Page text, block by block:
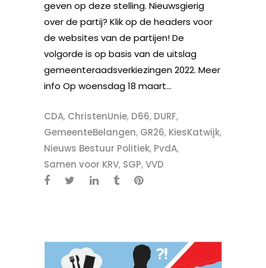
geven op deze stelling. Nieuwsgierig
over de partij? Klik op de headers voor
de websites van de partijen! De
volgorde is op basis van de uitslag
gemeenteraadsverkiezingen 2022. Meer
info Op woensdag 18 maart...
CDA, ChristenUnie, D66, DURF,
GemeenteBelangen, GR26, KiesKatwijk,
Nieuws Bestuur Politiek, PvdA,
Samen voor KRV, SGP,VVD